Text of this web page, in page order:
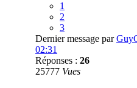
1
2
3
Dernier message par
02:31
Réponses : 26
25777 Vues